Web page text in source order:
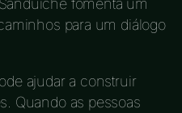
para um diálogo
ajudar a construir
Quando as pessoas